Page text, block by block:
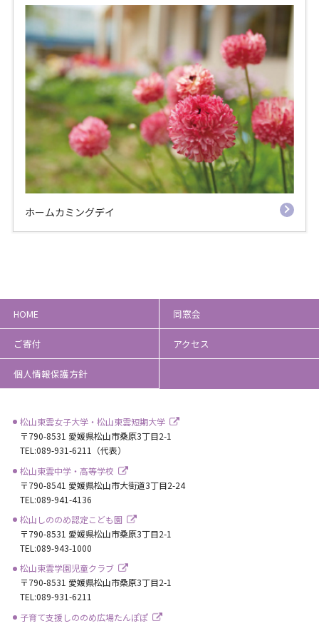
ホームカミングデイ
HOME 同窓会
ご寄付 アクセス
個人情報保護方針
松山東雲女子大学・松山東雲短期大学
〒790-8531 愛媛県松山市桑原3丁目2-1
TEL:089-931-6211（代表）
松山東雲中学・高等学校
〒790-8541 愛媛県松山市大街道3丁目2-24
TEL:089-941-4136
松山しののめ認定こども園
〒790-8531 愛媛県松山市桑原3丁目2-1
TEL:089-943-1000
松山東雲学園児童クラブ
〒790-8531 愛媛県松山市桑原3丁目2-1
TEL:089-931-6211
子育て支援しののめ広場たんぽぽ